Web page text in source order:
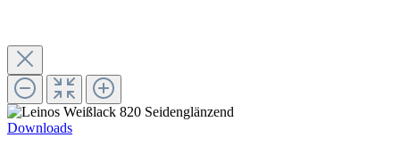
Downloads